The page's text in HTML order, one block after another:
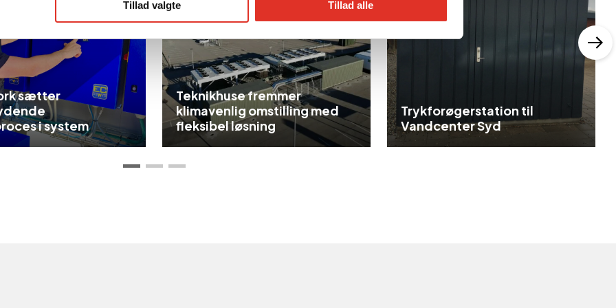
Tillad valgte Tillad alle
sætter
i system
Teknikhuse fremmer
klimavenlig omstilling med
fleksibel løsning
Trykforøgerstation til
Vandcenter Syd